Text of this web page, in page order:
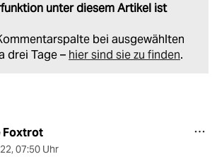
unter diesem Artikel ist
bei ausgewählten
drei Tage – hier sind sie zu finden.
Foxtrot
, 07:50 Uhr